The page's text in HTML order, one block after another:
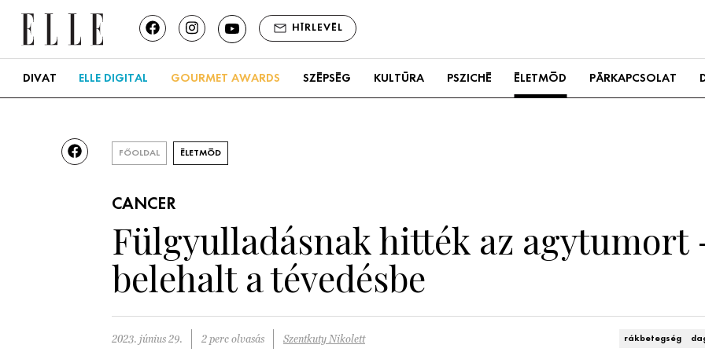
HÍRLEVÉL
DIVAT ELLE DIGITAL GOURMET AWARDS SZÉPSÉG KULTÚRA PSZICHÉ ÉLETMÓD PÁRKAPCSOLAT
FŐOLDAL ÉLETMÓD
CANCER
Fülgyulladásnak hitték az agytumort
belehalt a tévedésbe
2023. június 29. 2 perc olvasás Szentkuty Nikolett rákbetegség